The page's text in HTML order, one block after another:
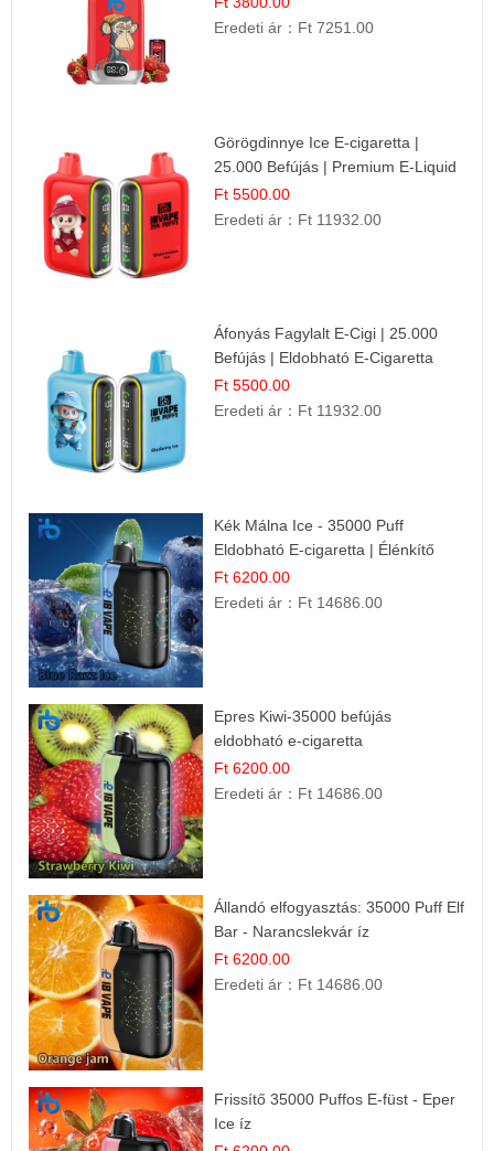
Eredeti ár： Ft 7251.00
Görögdinnye Ice E-cigaretta |
25.000 Befújás | Premium E-Liquid
Ft 5500.00
Eredeti ár： Ft 11932.00
Áfonyás Fagylalt E-Cigi | 25.000
Befújás | Eldobható E-Cigaretta
Ft 5500.00
Eredeti ár： Ft 11932.00
Kék Málna Ice - 35000 Puff
Eldobható E-cigaretta | Élénkítő
Gyümölcsös Frissesség!
Ft 6200.00
Eredeti ár： Ft 14686.00
Epres Kiwi-35000 befújás
eldobható e-cigaretta
Ft 6200.00
Eredeti ár： Ft 14686.00
Állandó elfogyasztás: 35000 Puff Elf
Bar - Narancslekvár íz
Ft 6200.00
Eredeti ár： Ft 14686.00
Frissítő 35000 Puffos E-füst - Eper
Ice íz